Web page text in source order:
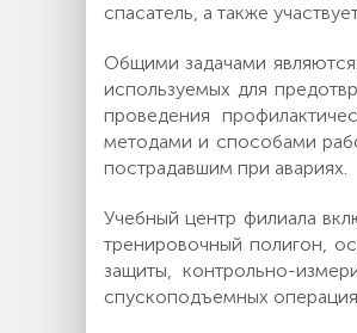
спасатель, а также
Общими задачами
используемых для
проведения
методами и способами
пострадавшим при авариях.
Учебный центр филиала
тренировочный полигон,
защиты, контрольно-
спускоподъемных